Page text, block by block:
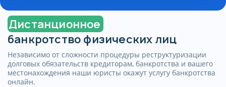
Дистанционное
банкротство физических лиц
Независимо от сложности процедуры реструктуризации
долговых обязательств кредиторам, банкротства и вашего
местонахождения наши юристы окажут услугу банкротства
онлайн.